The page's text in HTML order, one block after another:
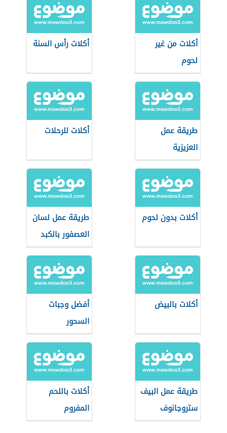
أكلات من غير
لحوم
أكلات رأس السنة
طريقة عمل
العزيزية
أكلات للرحلات
أكلات بدون لحوم
طريقة عمل لسان
العصفور بالكبد
والقوانص
أكلات بالبيض
أفضل وجبات
السحور
طريقة عمل البيف
ستروجانوف
أكلات باللحم
المفروم